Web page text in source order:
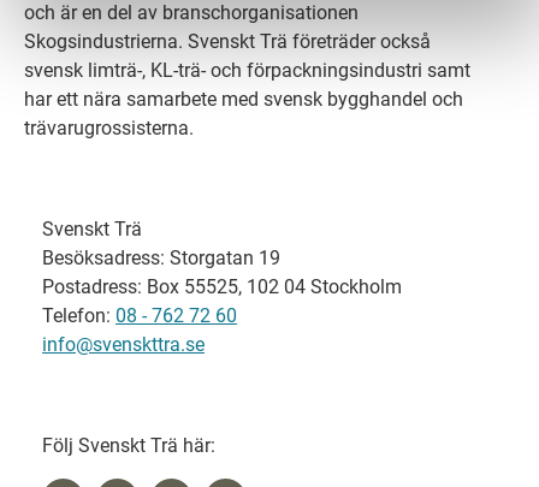
och är en del av branschorganisationen
Skogsindustrierna. Svenskt Trä företräder också
svensk limträ-, KL-trä- och förpackningsindustri samt
har ett nära samarbete med svensk bygghandel och
trävarugrossisterna.
Svenskt Trä
Besöksadress: Storgatan 19
Postadress: Box 55525, 102 04 Stockholm
Telefon: 08 - 762 72 60
info@svenskttra.se
Följ Svenskt Trä här: